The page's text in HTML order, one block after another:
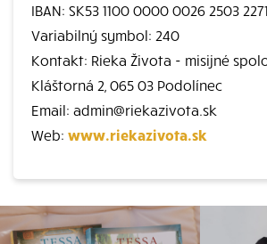
IBAN: SK53 1100 0000 0026 2503 2271
Variabilný symbol: 240
Kontakt: Rieka Života - misijné
Kláštorná 2, 065 03 Podolínec
Email: admin@riekazivota.sk
Web: www.riekazivota.sk